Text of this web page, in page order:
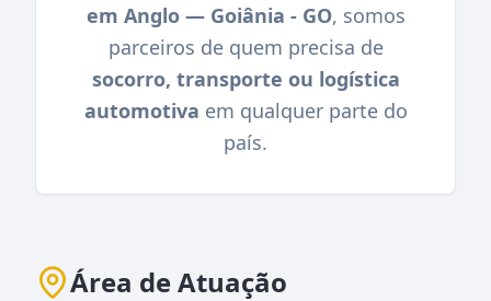
em Anglo — Goiânia - GO, somos
parceiros de quem precisa de
socorro, transporte ou logística
automotiva em qualquer parte do
país.
Área de Atuação